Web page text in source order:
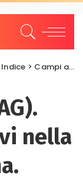
Indice > Campi archeologici
nella